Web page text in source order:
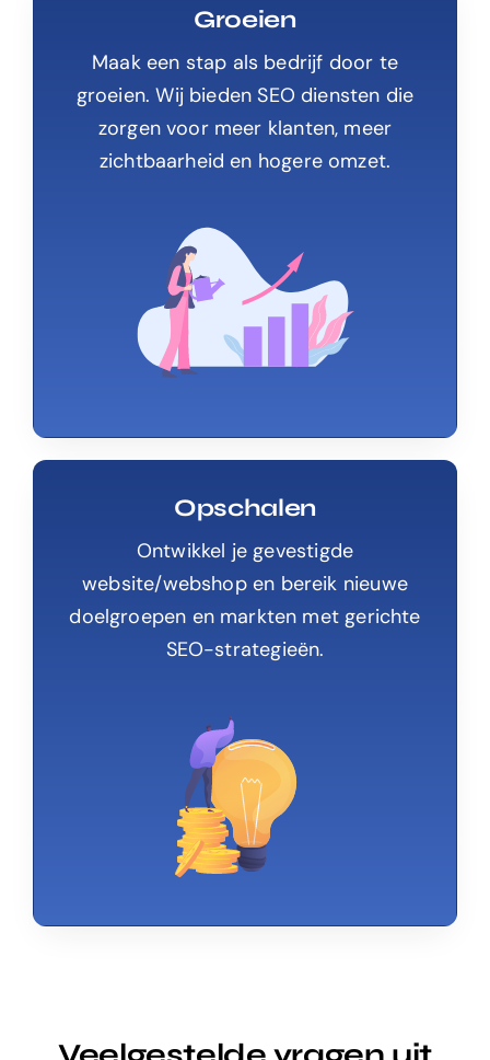
Groeien
Maak een stap als bedrijf door te
groeien. Wij bieden SEO diensten die
zorgen voor meer klanten, meer
zichtbaarheid en hogere omzet.
Opschalen
Ontwikkel je gevestigde
website/webshop en bereik nieuwe
doelgroepen en markten met gerichte
SEO-strategieën.